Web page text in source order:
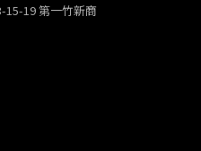
15-19 第一竹新商